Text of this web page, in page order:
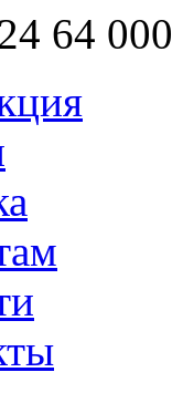
64 000